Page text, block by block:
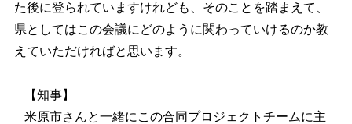
た後に登られていますけれども、そのことを踏まえて、
県としてはこの会議にどのように関わっていけるのか教
えていただければと思います。
【知事】
米原市さんと一緒にこの合同プロジェクトチームに主